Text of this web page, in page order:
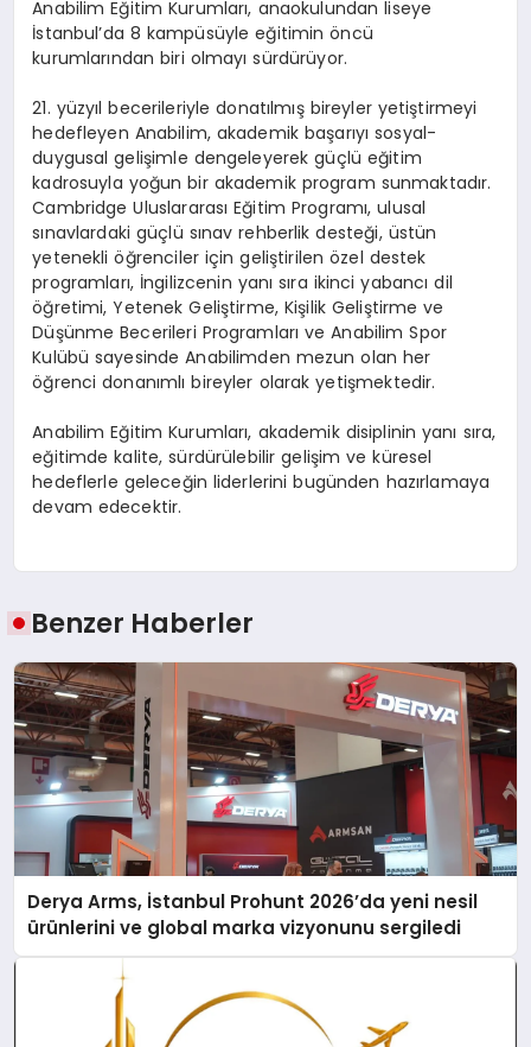
Anabilim Eğitim Kurumları, anaokulundan liseye
İstanbul’da 8 kampüsüyle eğitimin öncü
kurumlarından biri olmayı sürdürüyor.
21. yüzyıl becerileriyle donatılmış bireyler yetiştirmeyi
hedefleyen Anabilim, akademik başarıyı sosyal-
duygusal gelişimle dengeleyerek güçlü eğitim
kadrosuyla yoğun bir akademik program sunmaktadır.
Cambridge Uluslararası Eğitim Programı, ulusal
sınavlardaki güçlü sınav rehberlik desteği, üstün
yetenekli öğrenciler için geliştirilen özel destek
programları, İngilizcenin yanı sıra ikinci yabancı dil
öğretimi, Yetenek Geliştirme, Kişilik Geliştirme ve
Düşünme Becerileri Programları ve Anabilim Spor
Kulübü sayesinde Anabilimden mezun olan her
öğrenci donanımlı bireyler olarak yetişmektedir.
Anabilim Eğitim Kurumları, akademik disiplinin yanı sıra,
eğitimde kalite, sürdürülebilir gelişim ve küresel
hedeflerle geleceğin liderlerini bugünden hazırlamaya
devam edecektir.
Benzer Haberler
Derya Arms, İstanbul Prohunt 2026’da yeni nesil
ürünlerini ve global marka vizyonunu sergiledi